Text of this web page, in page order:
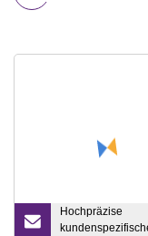
Hochpräzise